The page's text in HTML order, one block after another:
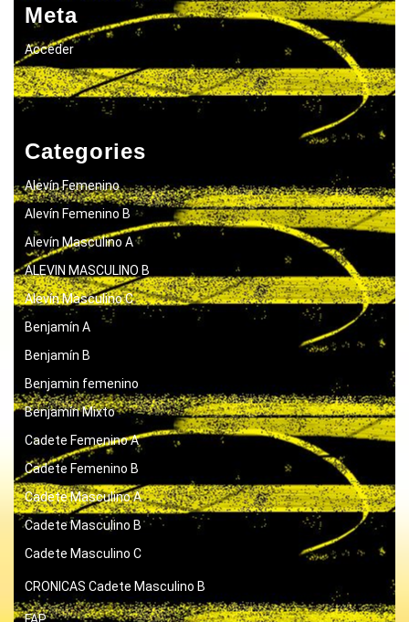
Meta
Acceder
Categories
Alevín Femenino
Alevín Femenino B
Alevín Masculino A
ALEVIN MASCULINO B
Alevín Masculino C
Benjamín A
Benjamín B
Benjamin femenino
Benjamín Mixto
Cadete Femenino A
Cadete Femenino B
Cadete Masculino A
Cadete Masculino B
Cadete Masculino C
CRONICAS Cadete Masculino B